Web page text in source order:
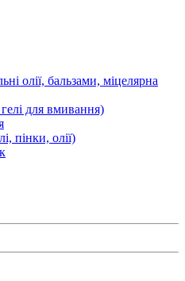
олії, бальзами, міцелярна
для вмивання)
пінки, олії)